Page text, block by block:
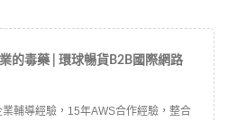
的毒藥 | 環球暢貨B2B國際網路
輔導經驗，15年AWS合作經驗，整合